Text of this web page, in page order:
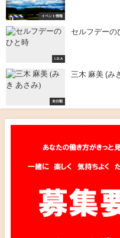
イベント情報
I.D.A
セルフデーの
未分類
三木 麻美 (み